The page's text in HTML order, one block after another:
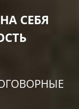
СЕБЯ